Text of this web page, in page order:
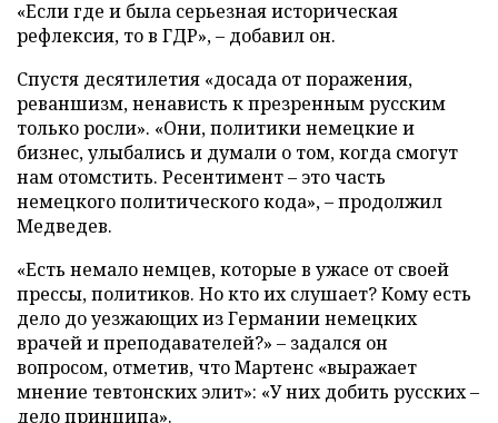
«Если где и была серьезная историческая
рефлексия, то в ГДР», – добавил он.
Спустя десятилетия «досада от поражения,
реваншизм, ненависть к презренным русским
только росли». «Они, политики немецкие и
бизнес, улыбались и думали о том, когда смогут
нам отомстить. Ресентимент – это часть
немецкого политического кода», – продолжил
Медведев.
«Есть немало немцев, которые в ужасе от своей
прессы, политиков. Но кто их слушает? Кому есть
дело до уезжающих из Германии немецких
врачей и преподавателей?» – задался он
вопросом, отметив, что Мартенс «выражает
мнение тевтонских элит»: «У них добить русских –
дело принципа».